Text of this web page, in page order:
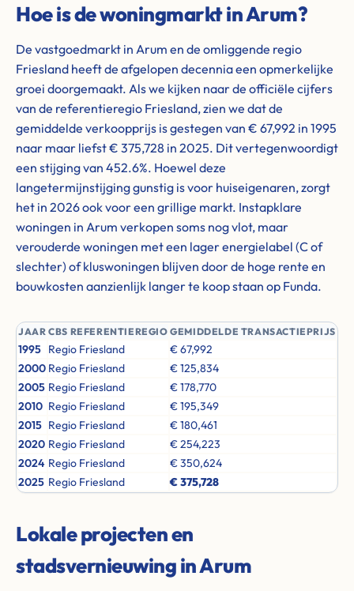
Hoe is de woningmarkt in Arum?
De vastgoedmarkt in Arum en de omliggende regio
Friesland heeft de afgelopen decennia een opmerkelijke
groei doorgemaakt. Als we kijken naar de officiële cijfers
van de referentieregio Friesland, zien we dat de
gemiddelde verkoopprijs is gestegen van € 67,992 in 1995
naar maar liefst € 375,728 in 2025. Dit vertegenwoordigt
een stijging van 452.6%. Hoewel deze
langetermijnstijging gunstig is voor huiseigenaren, zorgt
het in 2026 ook voor een grillige markt. Instapklare
woningen in Arum verkopen soms nog vlot, maar
verouderde woningen met een lager energielabel (C of
slechter) of kluswoningen blijven door de hoge rente en
bouwkosten aanzienlijk langer te koop staan op Funda.
JAAR CBS REFERENTIEREGIO GEMIDDELDE TRANSACTIEPRIJS
1995 Regio Friesland
€ 67,992
2000 Regio Friesland
€ 125,834
2005 Regio Friesland
€ 178,770
2010 Regio Friesland
€ 195,349
2015 Regio Friesland
€ 180,461
2020 Regio Friesland
€ 254,223
2024 Regio Friesland
€ 350,624
2025 Regio Friesland € 375,728
Lokale projecten en
stadsvernieuwing in Arum